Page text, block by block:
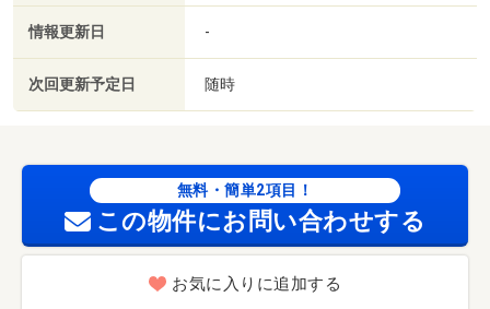
情報更新日 -
次回更新予定日 随時
無料・簡単2項目！
この物件にお問い合わせする
お気に入りに追加する